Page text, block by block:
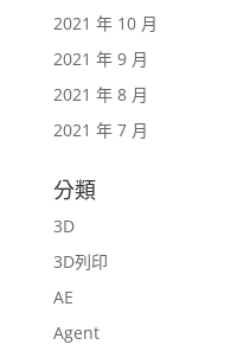
2021 年 10 月
2021 年 9 月
2021 年 8 月
2021 年 7 月
分類
3D
3D列印
AE
Agent